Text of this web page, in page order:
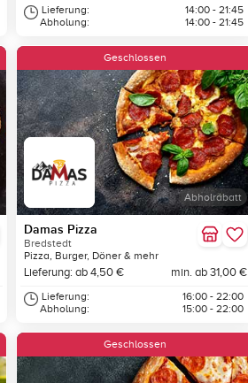
Lieferung:
Abholung:
14:00 - 21:45
14:00 - 21:45
Abholrabatt
Geschlossen
Damas Pizza
Bredstedt
Pizza, Burger, Döner & mehr
Lieferung: ab 4,50 € min. ab 31,00 €
Lieferung:
Abholung:
16:00 - 22:00
15:00 - 22:00
Geschlossen